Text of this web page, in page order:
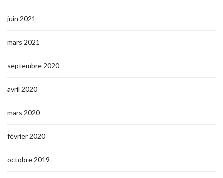
juin 2021
mars 2021
septembre 2020
avril 2020
mars 2020
février 2020
octobre 2019